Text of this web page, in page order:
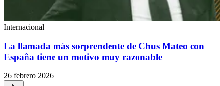
Internacional
La llamada más sorprendente de Chus Mateo con
España tiene un motivo muy razonable
26 febrero 2026